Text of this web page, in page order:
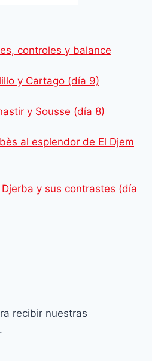
controles y balance
y Cartago (día 9)
y Sousse (día 8)
al esplendor de El Djem
y sus contrastes (día
recibir nuestras